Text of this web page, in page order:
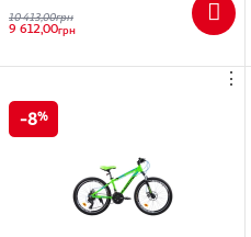
10 413,00грн
9 612,00грн
⋮
8